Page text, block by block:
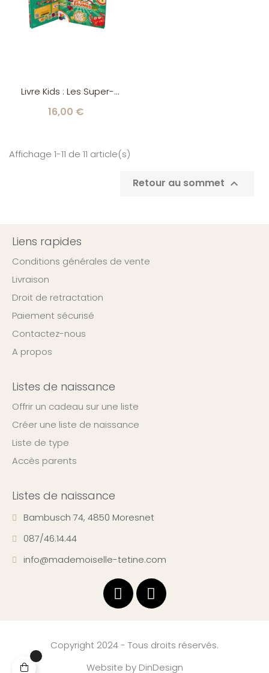
Livre Kids : Les Super-
Légumes Chefclub
16,00 €
Affichage 1-11 de 11 article(s)
Retour au sommet 
Liens rapides
Conditions générales de vente
Livraison
Droit de retractation
Paiement sécurisé
Contactez-nous
A propos
Listes de naissance
Offrir un cadeau sur une liste
Créer une liste de naissance
Liste de type
Accès parents
Listes de naissance
Bambusch 74, 4850 Moresnet
087/46.14.44
info@mademoiselle-tetine.com
Copyright 2024 - Tous droits réservés.
Website by DinDesign